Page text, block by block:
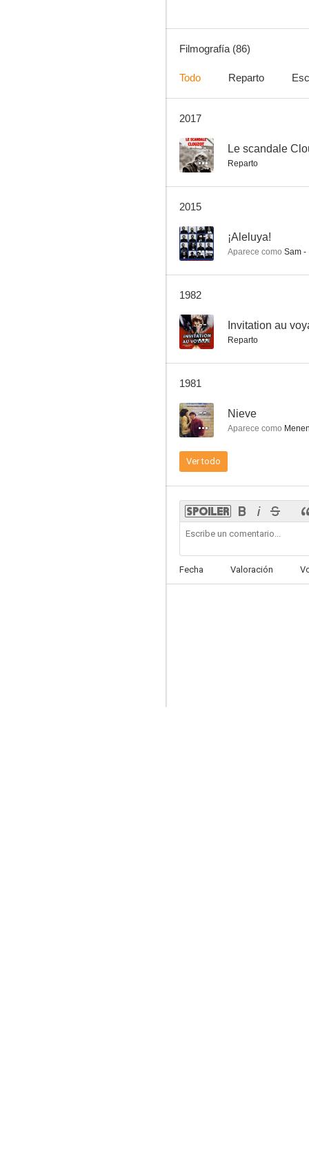
El asesino vive en el 21
--
Filmografía (86)
Todo Reparto
2017
-- Le scandale
Reparto
2015
-- ¡Aleluya!
Aparece como Sam -
1982
-- Invitation au
Reparto
1981
-- Nieve
Aparece como
Ver todo
Fecha Valoración